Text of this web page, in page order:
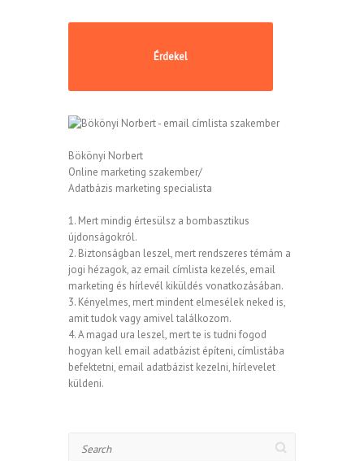
Bökönyi Norbert
Online marketing szakember/
Adatbázis marketing specialista
1. Mert mindig értesülsz a bombasztikus
újdonságokról.
2. Biztonságban leszel, mert rendszeres témám a
jogi hézagok, az email címlista kezelés, email
marketing és hírlevél kiküldés vonatkozásában.
3. Kényelmes, mert mindent elmesélek neked is,
amit tudok vagy amivel találkozom.
4. A magad ura leszel, mert te is tudni fogod
hogyan kell email adatbázist építeni, címlistába
befektetni, email adatbázist kezelni, hírlevelet
küldeni.